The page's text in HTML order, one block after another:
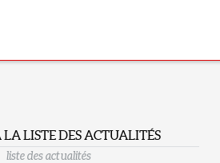
LISTE DES ACTUALITÉS
liste des actualités